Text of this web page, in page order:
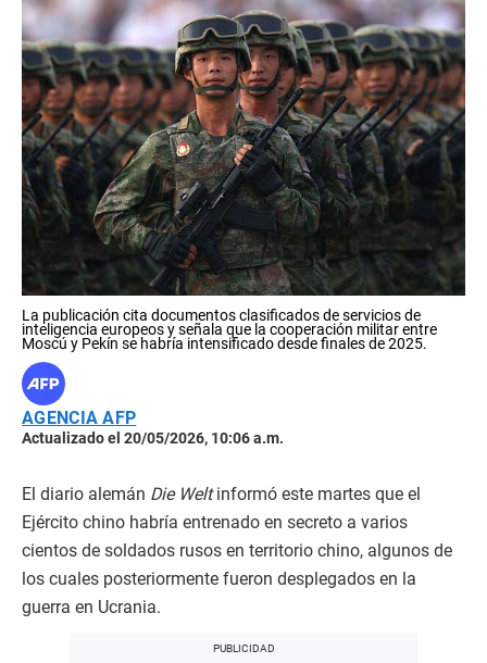
La publicación cita documentos clasificados de servicios de
inteligencia europeos y señala que la cooperación militar entre
Moscú y Pekín se habría intensificado desde finales de 2025.
AGENCIA AFP
Actualizado el 20/05/2026, 10:06 a.m.
El diario alemán Die Weltinformó este martes que el
Ejército chino habría entrenado en secreto a varios
cientos de soldados rusos en territorio chino, algunos de
los cuales posteriormente fueron desplegados en la
guerra en Ucrania.